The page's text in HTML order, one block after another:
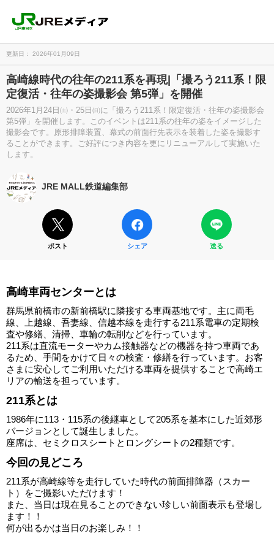
更新日： 2026年01月09日
高崎線時代の往年の211系を再現|「撮ろう211系！限
定復活・往年の姿撮影会 第5弾」を開催
2026年1月24日㈯・25日㈰に「撮ろう211系！限定復活・往年の姿撮影会
第5弾」を開催します。このイベントは211系の往年の姿をイメージした
撮影会です。原形排障装置、幕式の前面行先表示を装着した姿を撮影す
ることができます。ご好評につき内容を更にリニューアルして実施いた
します。
JRE MALL鉄道編集部
ポスト シェア 送る
高崎車両センターとは
群馬県前橋市の新前橋駅に隣接する車両基地です。主に両毛
線、上越線、吾妻線、信越本線を走行する211系電車の定期検
査や修繕、清掃、車輪の転削などを行っています。
211系は直流モーターやカム接触器などの機器を持つ車両であ
るため、手間をかけて日々の検査・修繕を行っています。お客
さまに安心してご利用いただける車両を提供することで高崎エ
リアの輸送を担っています。
211系とは
1986年に113・115系の後継車として205系を基本にした近郊形
バージョンとして誕生しました。
座席は、セミクロスシートとロングシートの2種類です。
今回の見どころ
211系が高崎線等を走行していた時代の前面排障器（スカー
ト）をご撮影いただけます！
また、当日は現在見ることのできない珍しい前面表示も登場し
ます！！
何が出るかは当日のお楽しみ！！